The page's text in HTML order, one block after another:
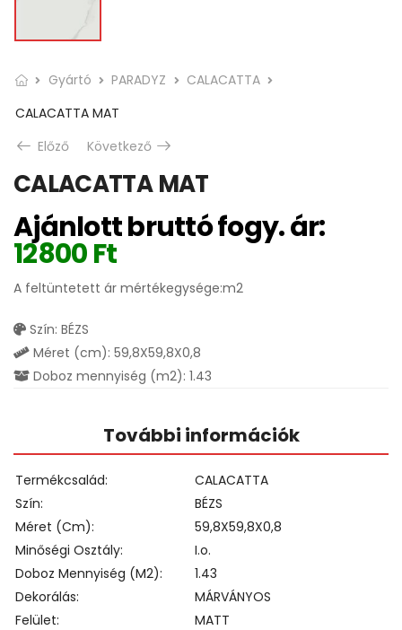
Gyártó PARADYZ
CALACATTA
CALACATTA MAT
Előző
Következő
CALACATTA MAT
Ajánlott bruttó fogy. ár:
12800Ft
A feltüntetett ár mértékegysége:m2
Szín: BÉZS
Méret (cm): 59,8X59,8X0,8
Doboz mennyiség (m2): 1.43
További információk
Termékcsalád
CALACATTA
Szín
BÉZS
Méret (cm)
59,8X59,8X0,8
Minőségi Osztály
I.o.
Doboz Mennyiség (m2)
1.43
Dekorálás
MÁRVÁNYOS
Felület
MATT